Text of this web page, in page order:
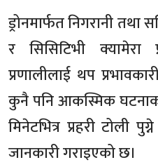
ड्रोनमार्फत निगरानी तथा
र सिसिटिभी क्यामेरा
प्रणालीलाई थप
कुनै पनि आकस्मिक
मिनेटभित्र प्रहरी टोली
जानकारी गराइएको छ।